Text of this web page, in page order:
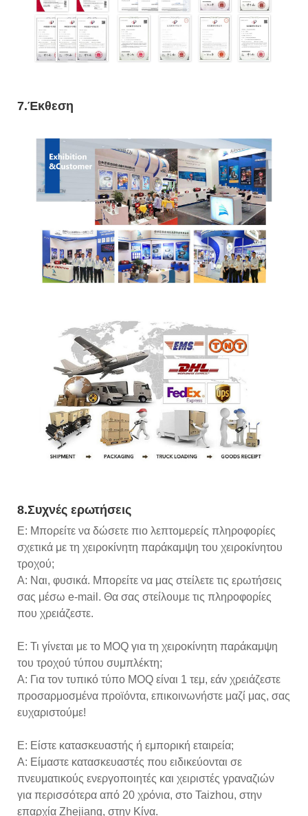
7.Έκθεση
8.Συχνές ερωτήσεις
Ε: Μπορείτε να δώσετε πιο λεπτομερείς πληροφορίες
σχετικά με τη χειροκίνητη παράκαμψη του χειροκίνητου
τροχού;
Α: Ναι, φυσικά. Μπορείτε να μας στείλετε τις ερωτήσεις
σας μέσω e-mail. Θα σας στείλουμε τις πληροφορίες
που χρειάζεστε.
Ε: Τι γίνεται με το MOQ για τη χειροκίνητη παράκαμψη
του τροχού τύπου συμπλέκτη;
Α: Για τον τυπικό τύπο MOQ είναι 1 τεμ, εάν χρειάζεστε
προσαρμοσμένα προϊόντα, επικοινωνήστε μαζί μας, σας
ευχαριστούμε!
Ε: Είστε κατασκευαστής ή εμπορική εταιρεία;
Α: Είμαστε κατασκευαστές που ειδικεύονται σε
πνευματικούς ενεργοποιητές και χειριστές γραναζιών
για περισσότερα από 20 χρόνια, στο Taizhou, στην
επαρχία Zhejiang, στην Κίνα.